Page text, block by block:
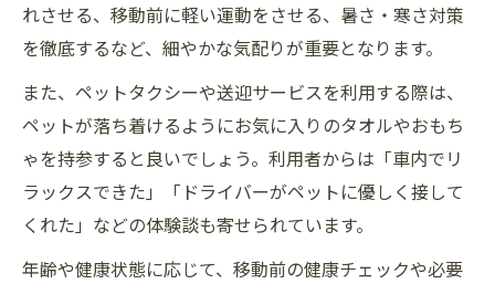
れさせる、移動前に軽い運動をさせる、暑さ・寒さ対策
を徹底するなど、細やかな気配りが重要となります。
また、ペットタクシーや送迎サービスを利用する際は、
ペットが落ち着けるようにお気に入りのタオルやおもち
ゃを持参すると良いでしょう。利用者からは「車内でリ
ラックスできた」「ドライバーがペットに優しく接して
くれた」などの体験談も寄せられています。
年齢や健康状態に応じて、移動前の健康チェックや必要